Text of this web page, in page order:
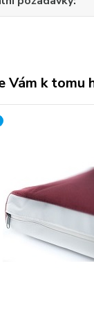
Vám k tomu